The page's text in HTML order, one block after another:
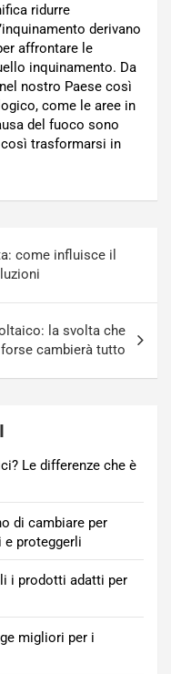
ridurre
derivano
affrontare le
inquinamento. Da
nostro Paese così
come le aree in
del fuoco sono
trasformarsi in
come influisce il
la svolta che
forse cambierà tutto
Le differenze che è
di cambiare per
e proteggerli
i prodotti adatti per
migliori per i